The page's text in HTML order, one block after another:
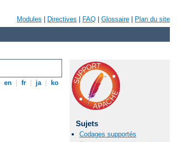
Modules Directives FAQ Glossaire Plan du site
en fr ja ko
Sujets
Codages supportés